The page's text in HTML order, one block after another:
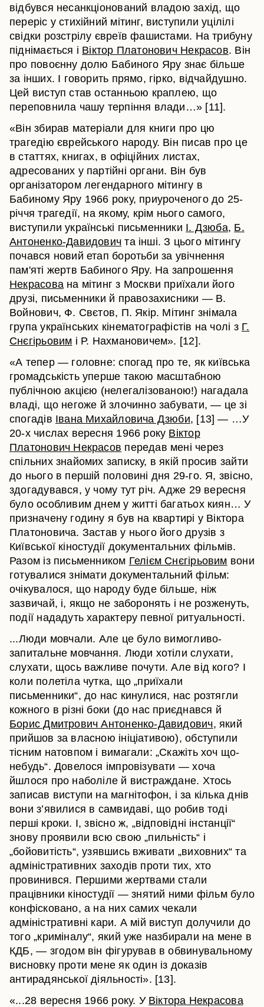
відбувся несанкціонований владою захід, що
переріс у стихійний мітинг, виступили уцілілі
свідки розстрілу євреїв фашистами. На трибуну
піднімається і Віктор Платонович Некрасов. Він
про повоєнну долю Бабиного Яру знає більше
за інших. І говорить прямо, гірко, відчайдушно.
Цей виступ став останньою краплею, що
переповнила чашу терпіння влади…» [11].
«Він збирав матеріали для книги про цю
трагедію єврейського народу. Він писав про це
в статтях, книгах, в офіційних листах,
адресованих у партійні органи. Він був
організатором легендарного мітингу в
Бабиному Яру 1966 року, приуроченого до 25-
річчя трагедії, на якому, крім нього самого,
виступили українські письменники І. Дзюба, Б.
Антоненко-Давидович та інші. З цього мітингу
почався новий етап боротьби за увічнення
пам'яті жертв Бабиного Яру. На запрошення
Некрасована мітинг з Москви приїхали його
друзі, письменники й правозахисники — В.
Войнович, Ф. Свєтов, П. Якір. Мітинг знімала
група українських кінематографістів на чолі з Г.
Снєгірьовим і Р. Нахмановичем». [12].
«А тепер — головне: спогад про те, як київська
громадськість уперше такою масштабною
публічною акцією (нелегалізованою!) нагадала
владі, що негоже й злочинно забувати, — це зі
спогадів Івана Михайловича Дзюби, [13] — …У
20-х числах вересня 1966 року Віктор
Платонович Некрасов передав мені через
спільних знайомих записку, в якій просив зайти
до нього в першій половині дня 29-го. Я, звісно,
здогадувався, у чому тут річ. Адже 29 вересня
було особливим днем у житті багатьох киян… У
призначену годину я був на квартирі у Віктора
Платоновича. Застав у нього його друзів з
Київської кіностудії документальних фільмів.
Разом із письменником Гелієм Снєгірьовим вони
готувалися знімати документальний фільм:
очікувалося, що народу буде більше, ніж
зазвичай, і, якщо не заборонять і не розженуть,
події нададуть характеру певної ритуальності.
...Люди мовчали. Але це було вимогливо-
запитальне мовчання. Люди хотіли слухати,
слухати, щось важливе почути. Але від кого? І
коли полетіла чутка, що „приїхали
письменники“, до нас кинулися, нас розтягли
кожного в різні боки (до нас приєднався й
Борис Дмитрович Антоненко-Давидович, який
прийшов за власною ініціативою), обступили
тісним натовпом і вимагали: „Скажіть хоч що-
небудь“. Довелося імпровізувати — хоча
йшлося про наболіле й вистраждане. Хтось
записав виступи на магнітофон, і за кілька днів
вони з’явилися в самвидаві, що робив тоді
перші кроки. І, звісно ж, „відповідні інстанції“
знову проявили всю свою „пильність“ і
„бойовитість“, узявшись вживати „виховних“ та
адміністративних заходів проти тих, хто
провинився. Першими жертвами стали
працівники кіностудії — знятий ними фільм було
конфісковано, а на них самих чекали
адміністративні кари. А мій виступ долучили до
того „криміналу“, який уже назбирали на мене в
КДБ, — згодом він фігурував в обвинувальному
висновку проти мене як один із доказів
антирадянської діяльності». [13].
«...28 вересня 1966 року. У Віктора Некрасова